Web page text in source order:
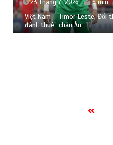
23 Tháng 7, 2026 6 min
Việt Nam – Timor Leste: Đối
đánh thuê” châu Âu